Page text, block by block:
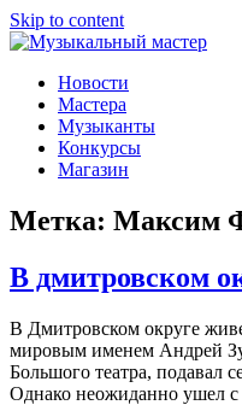
Skip to content
Музыкальный мастер
О мастерах музыкальных
Новости
Мастера
Музыканты
Конкурсы
Магазин
Метка: Максим
В дмитровском
В Дмитровском округе
мировым именем Андрей
Большого театра, подавал
Однако неожиданно ушел